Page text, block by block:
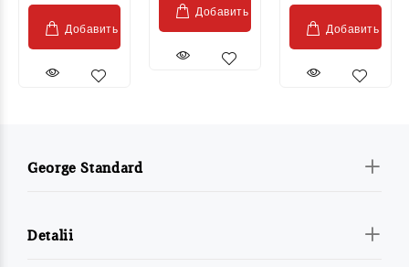
Добавить
Добавить
Добавить
George Standard
Detalii